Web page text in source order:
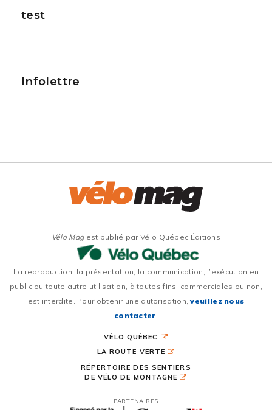
test
Infolettre
Vélo Magest publié par Vélo Québec Éditions
La reproduction, la présentation, la communication, l’exécution en
public ou toute autre utilisation, à toutes fins, commerciales ou non,
est interdite. Pour obtenir une autorisation,veuillez nous
contacter.
VÉLO QUÉBEC
LA ROUTE VERTE
RÉPERTOIRE DES SENTIERS
DE VÉLO DE MONTAGNE
PARTENAIRES